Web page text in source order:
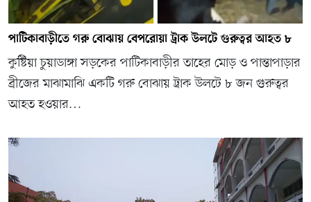
পাটিকাবাড়ীতে গরু বোঝায় বেপরোয়া ট্রাক উলটে গুরুত্বর আহত ৮
কুষ্টিয়া চুয়াডাঙ্গা সড়কের পাটিকাবাড়ীর তাহের মোড় ও পান্তাপাড়ার
ব্রীজের মাঝামাঝি একটি গরু বোঝায় ট্রাক উলটে ৮ জন গুরুত্বর
আহত হওয়ার…